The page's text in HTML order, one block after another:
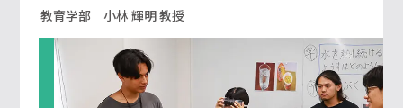
教育学部 小林 輝明 教授